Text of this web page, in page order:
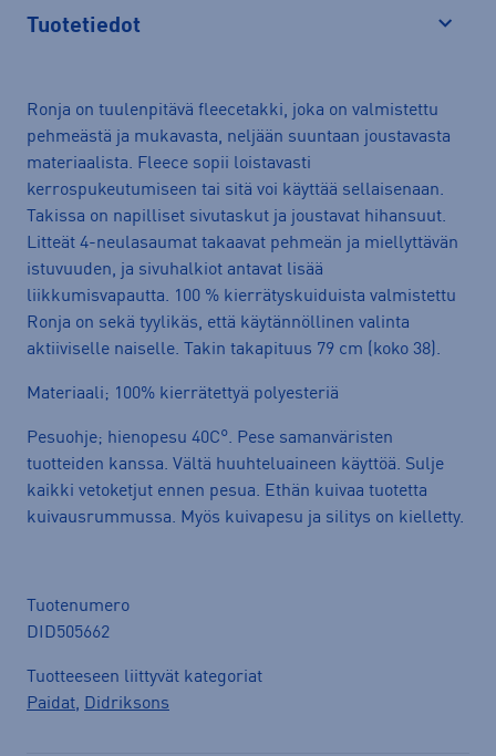
Tuotetiedot
Ronja on tuulenpitävä fleecetakki, joka on valmistettu
pehmeästä ja mukavasta, neljään suuntaan joustavasta
materiaalista. Fleece sopii loistavasti
kerrospukeutumiseen tai sitä voi käyttää sellaisenaan.
Takissa on napilliset sivutaskut ja joustavat hihansuut.
Litteät 4-neulasaumat takaavat pehmeän ja miellyttävän
istuvuuden, ja sivuhalkiot antavat lisää
liikkumisvapautta. 100 % kierrätyskuiduista valmistettu
Ronja on sekä tyylikäs, että käytännöllinen valinta
aktiiviselle naiselle. Takin takapituus 79 cm (koko 38).
Materiaali; 100% kierrätettyä polyesteriä
Pesuohje; hienopesu 40C°. Pese samanväristen
tuotteiden kanssa. Vältä huuhteluaineen käyttöä. Sulje
kaikki vetoketjut ennen pesua. Ethän kuivaa tuotetta
kuivausrummussa. Myös kuivapesu ja silitys on kielletty.
Tuotenumero
DID505662
Tuotteeseen liittyvät kategoriat
Paidat, Didriksons